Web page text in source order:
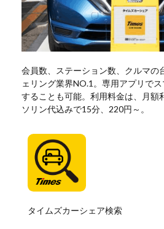
会員数、ステーション数、クルマの
ェリング業界NO.1。専用アプリで
することも可能。利用料金は、月額
ソリン代込みで15分、220円～。
タイムズカーシェア検索